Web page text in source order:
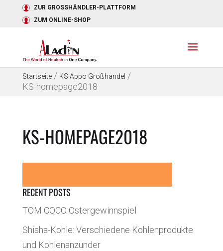
ZUR GROSSHÄNDLER-PLATTFORM
ZUM ONLINE-SHOP
Startseite/ KS Appo Großhandel /
KS-homepage2018
KS-HOMEPAGE2018
RECENT POSTS
TOM COCO Ostergewinnspiel
Shisha-Kohle: Verschiedene Kohlenprodukte
und Kohlenanzünder